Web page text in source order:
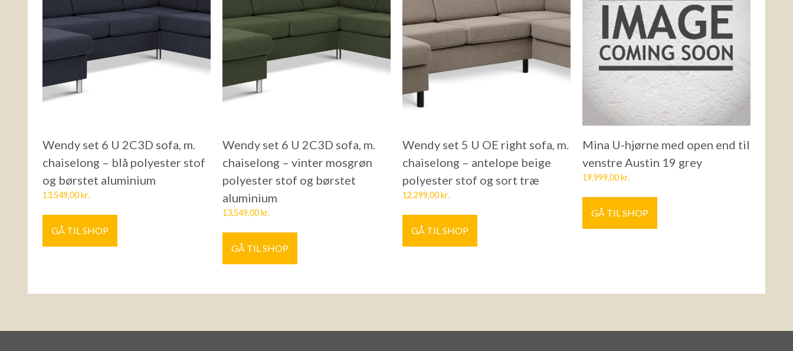
Wendy set 6 U 2C3D sofa, m.
chaiselong – blå polyester stof
og børstet aluminium
13.549,00kr.
GÅ TIL SHOP
Wendy set 6 U 2C3D sofa, m.
chaiselong – vinter mosgrøn
polyester stof og børstet
aluminium
13.549,00kr.
GÅ TIL SHOP
Wendy set 5 U OE right sofa, m.
chaiselong – antelope beige
polyester stof og sort træ
12.299,00kr.
GÅ TIL SHOP
Mina U-hjørne med open end til
venstre Austin 19 grey
19.999,00kr.
GÅ TIL SHOP